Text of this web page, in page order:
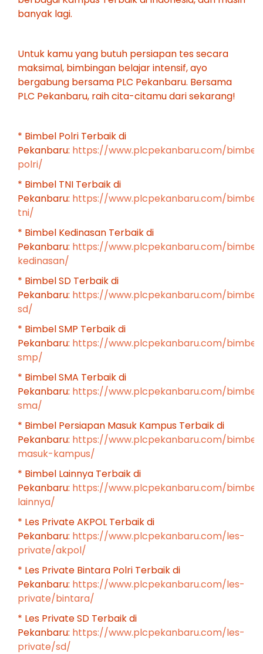
banyak lagi.
Untuk kamu yang butuh persiapan tes secara
maksimal, bimbingan belajar intensif, ayo
bergabung bersama PLC Pekanbaru. Bersama
PLC Pekanbaru, raih cita-citamu dari sekarang!
* Bimbel Polri Terbaik di
Pekanbaru: https://www.plcpekanbaru.com/
polri/
* Bimbel TNI Terbaik di
Pekanbaru: https://www.plcpekanbaru.com/
tni/
* Bimbel Kedinasan Terbaik di
Pekanbaru: https://www.plcpekanbaru.com/
kedinasan/
* Bimbel SD Terbaik di
Pekanbaru: https://www.plcpekanbaru.com/
sd/
* Bimbel SMP Terbaik di
Pekanbaru: https://www.plcpekanbaru.com/
smp/
* Bimbel SMA Terbaik di
Pekanbaru: https://www.plcpekanbaru.com/
sma/
* Bimbel Persiapan Masuk Kampus Terbaik di
Pekanbaru: https://www.plcpekanbaru.com/
masuk-kampus/
* Bimbel Lainnya Terbaik di
Pekanbaru: https://www.plcpekanbaru.com/
lainnya/
* Les Private AKPOL Terbaik di
Pekanbaru: https://www.plcpekanbaru.com/les-
private/akpol/
* Les Private Bintara Polri Terbaik di
Pekanbaru: https://www.plcpekanbaru.com/les-
private/bintara/
* Les Private SD Terbaik di
Pekanbaru: https://www.plcpekanbaru.com/les-
private/sd/